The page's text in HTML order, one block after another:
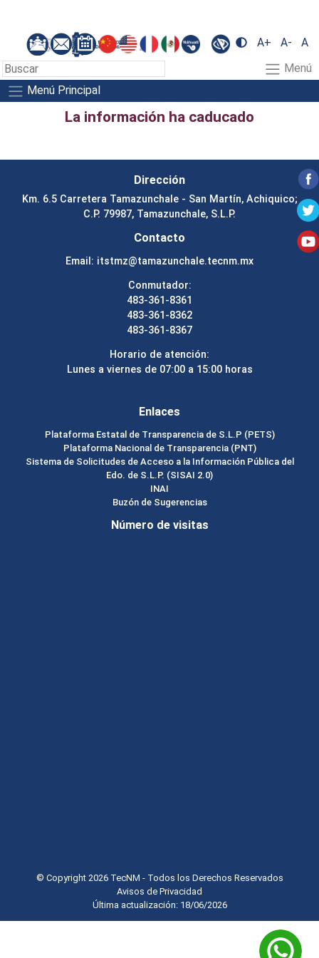
A+ A- A
Menú
Menú Principal
La información ha caducado
Dirección
Km. 6.5 Carretera Tamazunchale - San Martín, Achiquico;
C.P. 79987, Tamazunchale, S.L.P.
Contacto
Email: itstmz@tamazunchale.tecnm.mx
Conmutador:
483-361-8361
483-361-8362
483-361-8367
Horario de atención:
Lunes a viernes de 07:00 a 15:00 horas
Enlaces
Plataforma Estatal de Transparencia de S.L.P (PETS)
Plataforma Nacional de Transparencia (PNT)
Sistema de Solicitudes de Acceso a la Información Pública del
Edo. de S.L.P. (SISAI 2.0)
INAI
Buzón de Sugerencias
Número de visitas
© Copyright 2026 TecNM - Todos los Derechos Reservados
Avisos de Privacidad
Última actualización: 18/06/2026